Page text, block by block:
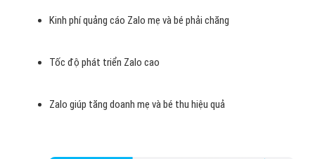
Kinh phí quảng cáo Zalo mẹ và bé phải chăng
Tốc độ phát triển Zalo cao
Zalo giúp tăng doanh mẹ và bé thu hiệu quả